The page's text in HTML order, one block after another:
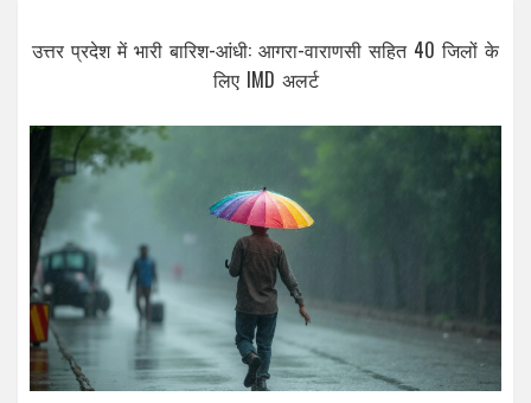
उत्तर प्रदेश में भारी बारिश-आंधी: आगरा-वाराणसी सहित 40 जिलों के
लिए IMD अलर्ट